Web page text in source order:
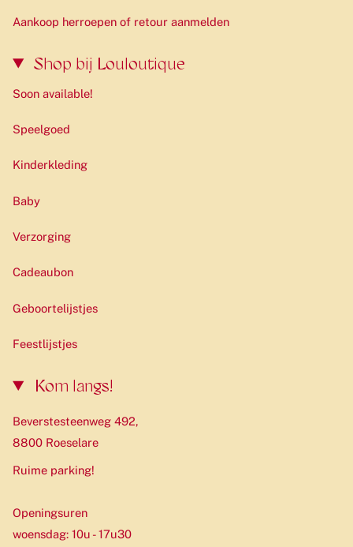
Aankoop herroepen of retour aanmelden
Shop bij Louloutique
Soon available!
Speelgoed
Kinderkleding
Baby
Verzorging
Cadeaubon
Geboortelijstjes
Feestlijstjes
Kom langs!
Beverstesteenweg 492,
8800 Roeselare
Ruime parking!
Openingsuren
woensdag: 10u - 17u30